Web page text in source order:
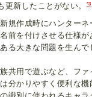
更新したことがない。
*3
規作成時にハンターネ
名前を付けさせる仕様が
る大きな問題 を生んで
共用で遊ぶなど、フ
分かりやすく便利な機